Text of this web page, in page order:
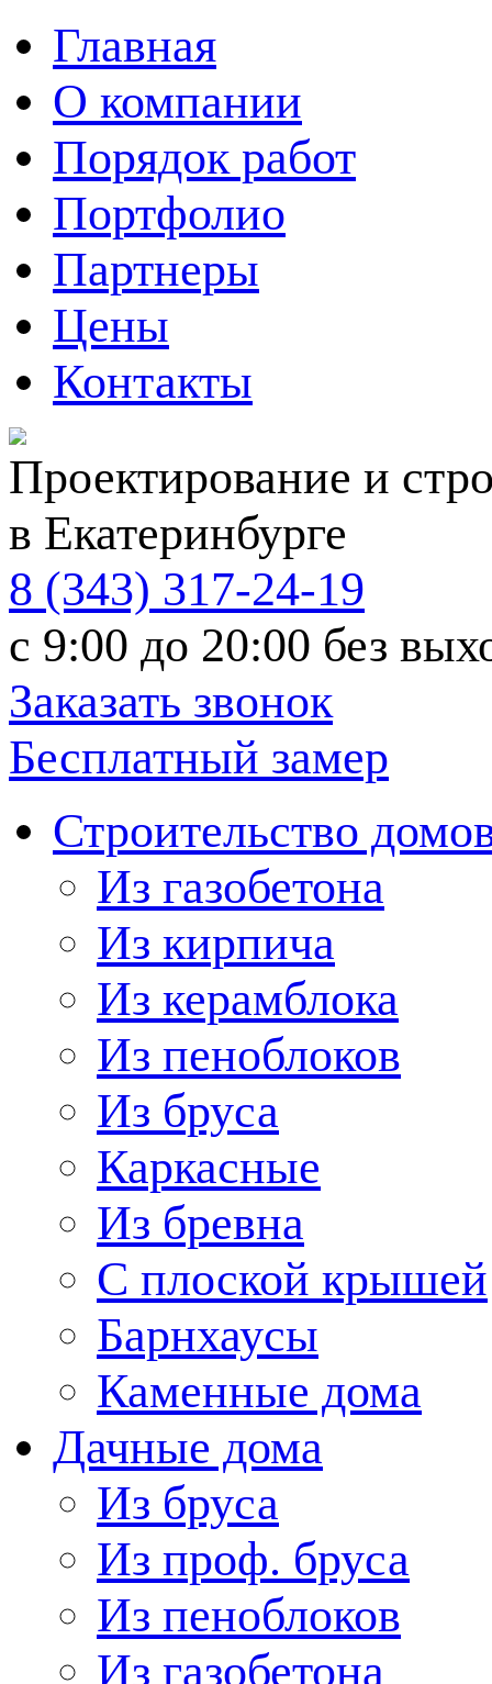
Главная
О компании
Порядок работ
Портфолио
Партнеры
Цены
Контакты
Проектирование и
в Екатеринбурге
8 (343) 317-24-19
с 9:00 до 20:00 без
Заказать звонок
Бесплатный замер
Строительство
Из газобетона
Из кирпича
Из керамблока
Из пеноблоков
Из бруса
Каркасные
Из бревна
C плоской крышей
Барнхаусы
Каменные дома
Дачные дома
Из бруса
Из проф. бруса
Из пеноблоков
Из газобетона